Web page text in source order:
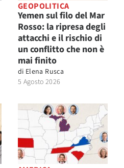
GEOPOLITICA
Yemen sul filo del Mar
Rosso: la ripresa degli
attacchi e il rischio di
un conflitto che non è
mai finito
di Elena Rusca
5 Agosto 2026